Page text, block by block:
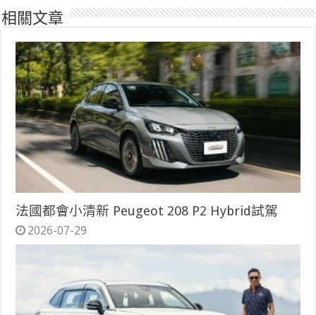
相關文章
法國都會小清新 Peugeot 208 P2 Hybrid試駕
2026-07-29